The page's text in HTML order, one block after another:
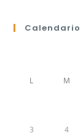
Calendario
L M
3 4